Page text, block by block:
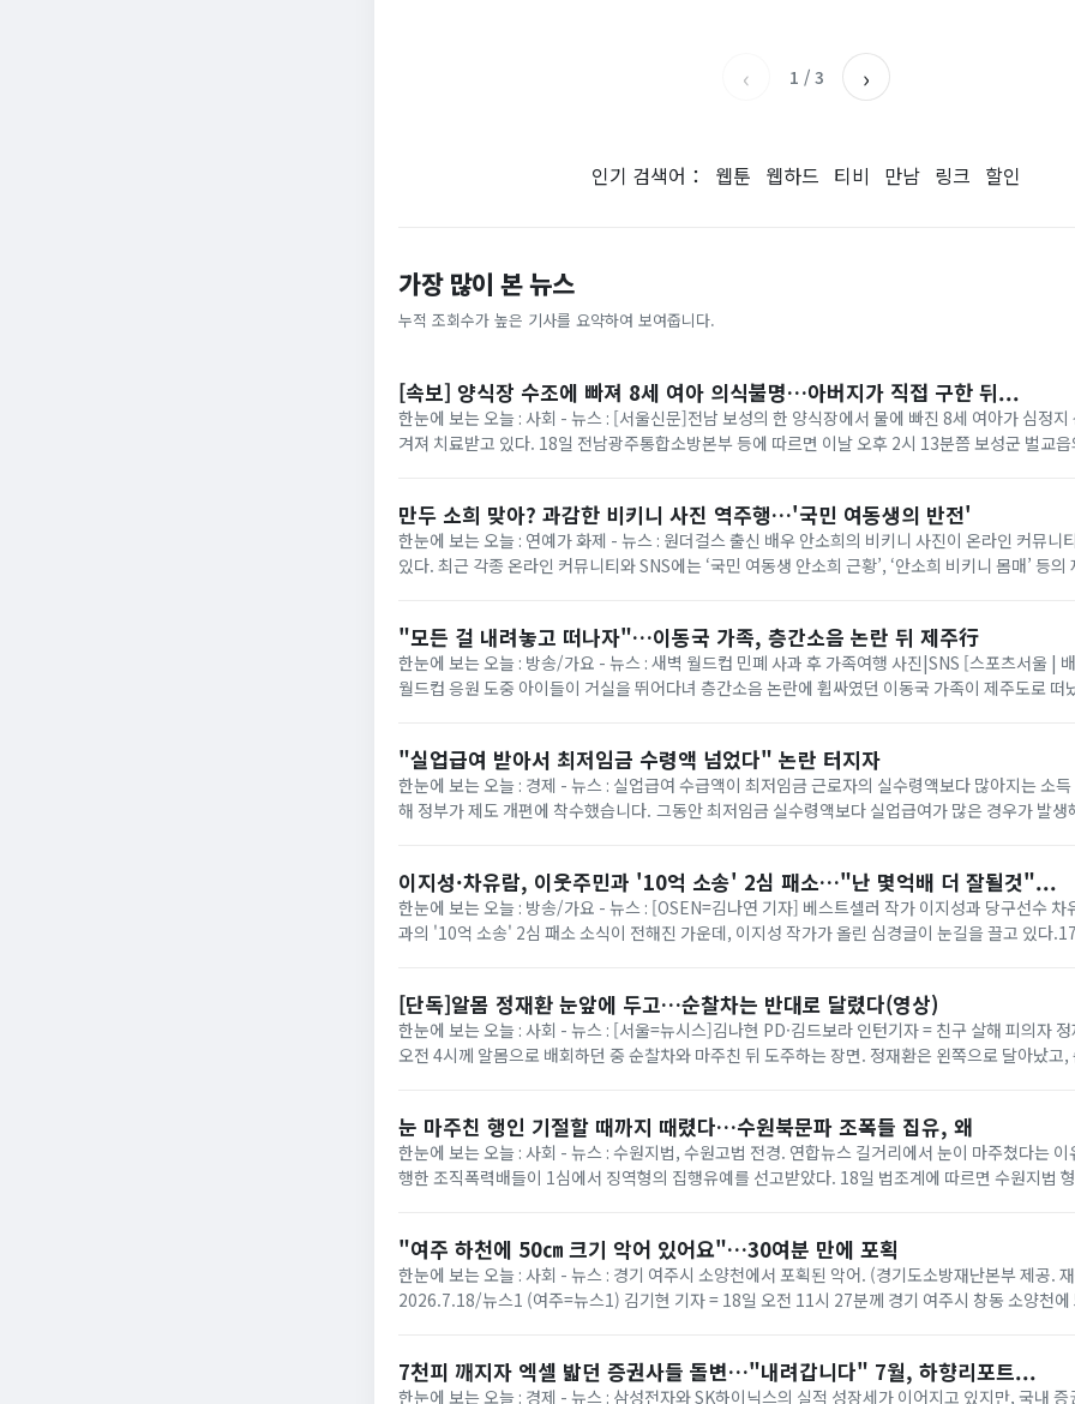
‹ 1 / 3 ›
인기 검색어： 웹툰 웹하드 티비 만남 링크 할인
가장 많이 본 뉴스
누적 조회수가 높은 기사를 요약하여 보여줍니다.
[속보] 양식장 수조에 빠져 8세 여아 의식불명…아버지가 직접 구한 뒤...
한눈에 보는 오늘 : 사회 - 뉴스 : [서울신문]전남 보성의 한 양식장에서 물에 빠진 8세 여아가 심정지
겨져 치료받고 있다. 18일 전남광주통합소방본부 등에 따르면 이날 오후 2시 13분쯤 보성군 벌교
만두 소희 맞아? 과감한 비키니 사진 역주행…'국민 여동생의 반전'
한눈에 보는 오늘 : 연예가 화제 - 뉴스 : 원더걸스 출신 배우 안소희의 비키니 사진이 온라인 커뮤니
있다. 최근 각종 온라인 커뮤니티와 SNS에는 ‘국민 여동생 안소희 근황’, ‘안소희 비키니 몸매’ 등
"모든 걸 내려놓고 떠나자"…이동국 가족, 층간소음 논란 뒤 제주行
한눈에 보는 오늘 : 방송/가요 - 뉴스 : 새벽 월드컵 민폐 사과 후 가족여행 사진|SNS [스포츠서울 |
월드컵 응원 도중 아이들이 거실을 뛰어다녀 층간소음 논란에 휩싸였던 이동국 가족이 제주도로 떠
"실업급여 받아서 최저임금 수령액 넘었다" 논란 터지자
한눈에 보는 오늘 : 경제 - 뉴스 : 실업급여 수급액이 최저임금 근로자의 실수령액보다 많아지는 소
해 정부가 제도 개편에 착수했습니다. 그동안 최저임금 실수령액보다 실업급여가 많은 경우가 발생해 "실업급여가 근로
이지성·차유람, 이웃주민과 '10억 소송' 2심 패소…"난 몇억배 더 잘될것"...
한눈에 보는 오늘 : 방송/가요 - 뉴스 : [OSEN=김나연 기자] 베스트셀러 작가 이지성과 당구선수 차
과의 '10억 소송' 2심 패소 소식이 전해진 가운데, 이지성 작가가 올린 심경글이 눈길을 끌고 있다
[단독]알몸 정재환 눈앞에 두고…순찰차는 반대로 달렸다(영상)
한눈에 보는 오늘 : 사회 - 뉴스 : [서울=뉴시스]김나현 PD·김드보라 인턴기자 = 친구 살해 피의자
오전 4시께 알몸으로 배회하던 중 순찰차와 마주친 뒤 도주하는 장면. 정재환은 왼쪽으로 달아났고
눈 마주친 행인 기절할 때까지 때렸다…수원북문파 조폭들 집유, 왜
한눈에 보는 오늘 : 사회 - 뉴스 : 수원지법, 수원고법 전경. 연합뉴스 길거리에서 눈이 마주쳤다는
행한 조직폭력배들이 1심에서 징역형의 집행유예를 선고받았다. 18일 법조계에 따르면 수원지법
"여주 하천에 50㎝ 크기 악어 있어요"…30여분 만에 포획
한눈에 보는 오늘 : 사회 - 뉴스 : 경기 여주시 소양천에서 포획된 악어. (경기도소방재난본부 제공.
2026.7.18/뉴스1 (여주=뉴스1) 김기현 기자 = 18일 오전 11시 27분께 경기 여주시 창동 소양천에
7천피 깨지자 엑셀 밟던 증권사들 돌변…"내려갑니다" 7월, 하향리포트...
한눈에 보는 오늘 : 경제 - 뉴스 : 삼성전자와 SK하이닉스의 실적 성장세가 이어지고 있지만, 국내